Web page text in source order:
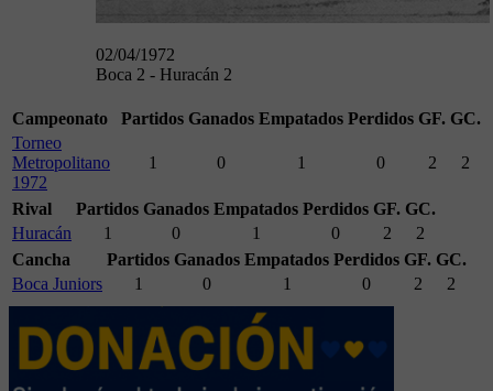
02/04/1972
Boca 2 - Huracán 2
Campeonato Partidos Ganados Empatados Perdidos GF. GC.
Torneo
Metropolitano
1972
1 0 1 0 2 2
Rival Partidos Ganados Empatados Perdidos GF. GC.
Huracán
1 0 1 0 2
2
Cancha
Partidos Ganados Empatados Perdidos GF. GC.
Boca Juniors
1 0 1 0 2 2